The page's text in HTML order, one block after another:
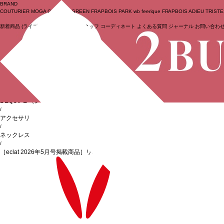
ログイン
BRAND
COUTURIER MOGA Collection GREEN FRAPBOIS PARK wb feerique FRAPBOIS ADIEU
新着商品 (ライブ) スタッフ コーディネート よくある質問 ジャーナル お問い合わ
BIGI online store
（レキップ）
/
アクセサリ
/
ネックレス
/
［eclat 2026年5月号掲載商品］リボンネックレス